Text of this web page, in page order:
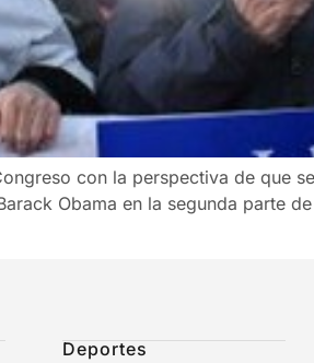
con la perspectiva de que
Obama en la segunda parte
Deportes